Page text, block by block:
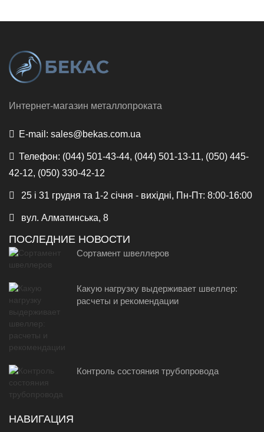
Интернет-магазин металлопроката
E-mail: sales@bekas.com.ua
Телефон: (044) 501-43-44, (044) 501-13-11, (050) 445-
42-12, (050) 330-42-12
25 і 31 грудня та 1-2 січня - вихідні, Пн-Пт: 8:00-16:00
вул. Алматинська, 8
ПОСЛЕДНИЕ НОВОСТИ
Сортамент швеллеров
Какую нагрузку выдерживает швеллер:
расчеты и рекомендации
Контроль состояния трубопровода
НАВИГАЦИЯ